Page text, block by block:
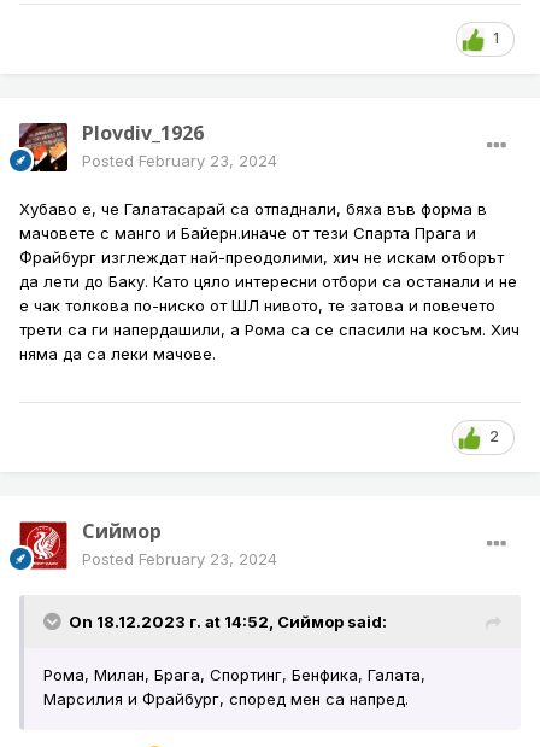
1
Plovdiv_1926
Posted February 23, 2024
Хубаво е, че Галатасарай са отпаднали, бяха във форма в
мачовете с манго и Байерн.иначе от тези Спарта Прага и
Фрайбург изглеждат най-преодолими, хич не искам отборът
да лети до Баку. Като цяло интересни отбори са останали и не
е чак толкова по-ниско от ШЛ нивото, те затова и повечето
трети са ги напердашили, а Рома са се спасили на косъм. Хич
няма да са леки мачове.
2
Сиймор
Posted February 23, 2024
On 18.12.2023 г. at 14:52, Сиймор said:
Рома, Милан, Брага, Спортинг, Бенфика, Галата,
Марсилия и Фрайбург, според мен са напред.